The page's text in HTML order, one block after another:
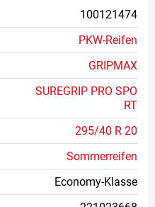
100121474
PKW-Reifen
GRIPMAX
SUREGRIP PRO SPO
RT
295/40 R 20
Sommerreifen
Economy-Klasse